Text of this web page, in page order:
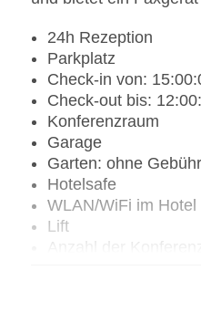
24h Rezeption
Parkplatz
Check-in von:
Check-out bis:
Konferenzraum
Garage
Garten: ohne Gebühr
Hotelsafe
WLAN/WiFi im Hotel
Lift
Anzahl der